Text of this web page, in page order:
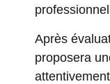
Après
proposera